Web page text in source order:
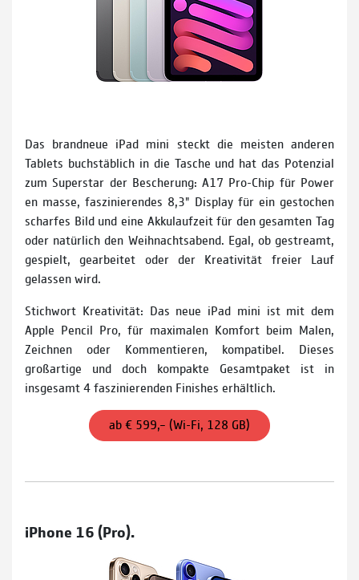
Das brandneue iPad mini steckt die meisten anderen
Tablets buchstäblich in die Tasche und hat das Potenzial
zum Superstar der Bescherung: A17 Pro-Chip für Power
en masse, faszinierendes 8,3" Display für ein gestochen
scharfes Bild und eine Akkulaufzeit für den gesamten Tag
oder natürlich den Weihnachtsabend. Egal, ob gestreamt,
gespielt, gearbeitet oder der Kreativität freier Lauf
gelassen wird.
Stichwort Kreativität: Das neue iPad mini ist mit dem
Apple Pencil Pro, für maximalen Komfort beim Malen,
Zeichnen oder Kommentieren, kompatibel. Dieses
großartige und doch kompakte Gesamtpaket ist in
insgesamt 4 faszinierenden Finishes erhältlich.
ab € 599,– (Wi-Fi, 128 GB)
iPhone 16 (Pro).